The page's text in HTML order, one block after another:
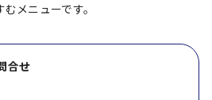
メニューです。
合せ